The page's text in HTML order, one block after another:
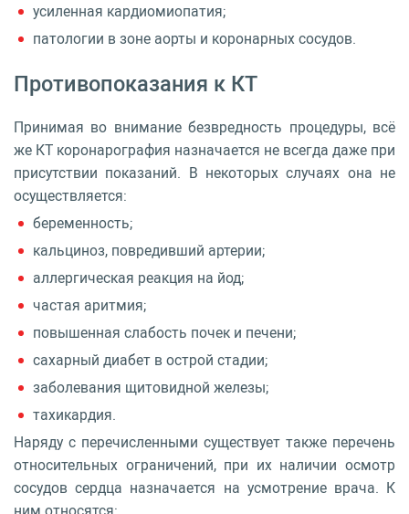
усиленная кардиомиопатия;
патологии в зоне аорты и коронарных сосудов.
Противопоказания к КТ
Принимая во внимание безвредность процедуры, всё
же КТ коронарография назначается не всегда даже при
присутствии показаний. В некоторых случаях она не
осуществляется:
беременность;
кальциноз, повредивший артерии;
аллергическая реакция на йод;
частая аритмия;
повышенная слабость почек и печени;
сахарный диабет в острой стадии;
заболевания щитовидной железы;
тахикардия.
Наряду с перечисленными существует также перечень
относительных ограничений, при их наличии осмотр
сосудов сердца назначается на усмотрение врача. К